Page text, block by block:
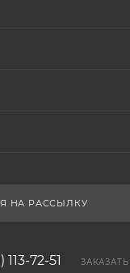
НА РАССЫЛКУ
113-72-51